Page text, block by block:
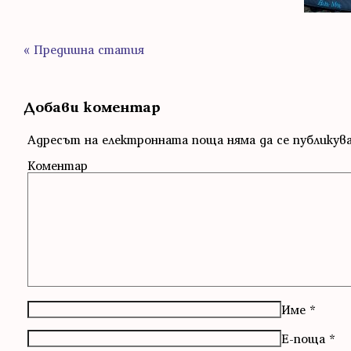
« Предишна статия
Добави коментар
Адресът на електронната поща няма да се
Коментар
Име *
Е-поща *